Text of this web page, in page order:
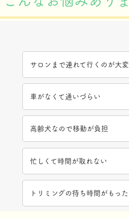
サロンまで連れて行くのが大変
車がなくて通いづらい
高齢犬なので移動が負担
忙しくて時間が取れない
トリミングの待ち時間がもっ